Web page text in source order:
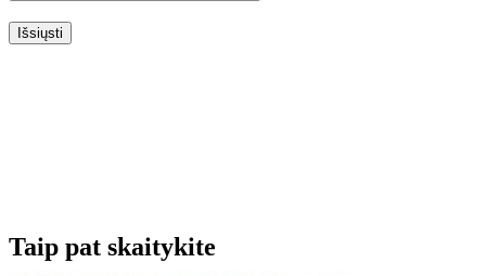
Išsiųsti
Taip pat skaitykite